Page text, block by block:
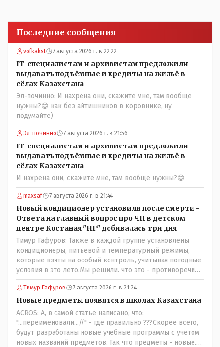
Последние сообщения
vofkakst 7 августа 2026 г. в 22:22
IT-специалистам и архивистам предложили
выдавать подъёмные и кредиты на жильё в
сёлах Казахстана
Эл-починно: И нахрена они, скажите мне, там вообще
нужны?😁 как без айтишников в коровнике, ну
подумайте)
Эл-починно 7 августа 2026 г. в 21:56
IT-специалистам и архивистам предложили
выдавать подъёмные и кредиты на жильё в
сёлах Казахстана
И нахрена они, скажите мне, там вообще нужны?😁
maxsaf 7 августа 2026 г. в 21:44
Новый кондиционер установили после смерти -
Ответа на главный вопрос про ЧП в детском
центре Костаная "НГ" добивалась три дня
Тимур Гафуров: Также в каждой группе установлены
кондиционеры, питьевой и температурный режимы,
которые взяты на особый контроль, учитывая погодные
условия в это лето.Мы решили. что это - противоречие.
Вы считаете иначе?Ну тут противоречия нет. Этот
комментарий прозвучал на следующий день после
трагедии, то есть 29 июля, когда спешно установили и
воду, и новые кондиционеры, и впервые поставили
температурный режим на контроль. То есть первая
часть - информация до трагедии, вторая часть -
информация после трагедии, когда все уже было
Тимур Гафуров 7 августа 2026 г. в 21:24
Новые предметы появятся в школах Казахстана
ACROS: А, в самой статье написано, что:
"...переименовали...//" - где правильно ???Скорее всего,
будут разработаны новые учебные программы с учетом
новых названий предметов. Так что предметы - новые.